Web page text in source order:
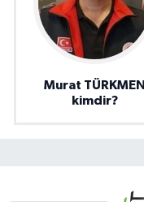
Murat TÜRKMEN
kimdir?